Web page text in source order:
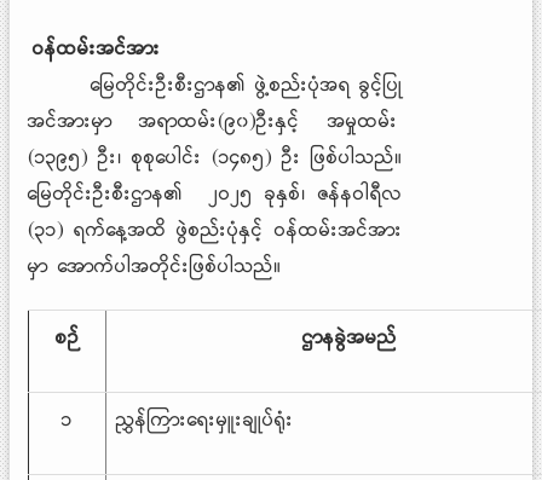
ဝန်ထမ်းအင်အား
မြေတိုင်းဦးစီးဌာန၏ ဖွဲ့စည်းပုံအရ ခွင့်ပြု
အင်အားမှာ အရာထမ်း(၉၀)ဦးနှင့် အမှုထမ်း
(၁၃၉၅) ဦး၊ စုစုပေါင်း (၁၄၈၅) ဦး ဖြစ်ပါသည်။
မြေတိုင်းဦးစီးဌာန၏ ၂ဝ၂၅ ခုနှစ်၊ ဇန်နဝါရီလ
(၃၁) ရက်နေ့အထိ ဖွဲစည်းပုံနှင့် ဝန်ထမ်းအင်အား
မှာ အောက်ပါအတိုင်းဖြစ်ပါသည်။
စဉ် ဌာနခွဲအမည်
၁ ညွှန်ကြားရေးမှူးချုပ်ရုံး